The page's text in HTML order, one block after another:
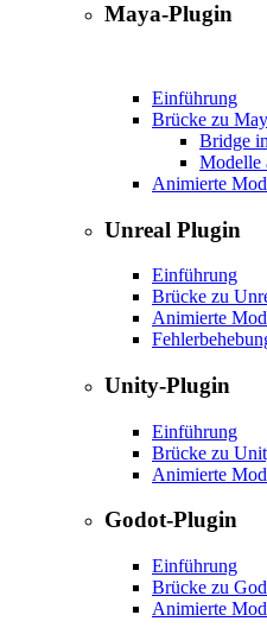
Maya-Plugin
Einführung
Brücke zu
Bridge
Modelle
Animierte
Unreal Plugin
Einführung
Brücke zu
Animierte
Unity-Plugin
Einführung
Brücke zu
Animierte
Godot-Plugin
Einführung
Brücke zu
Animierte